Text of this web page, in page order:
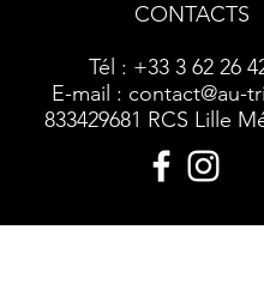
CONTACTS
Tél : +33 3 62 26
E-mail : contact@au-
833429681 RCS Lille